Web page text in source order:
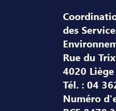
des
Rue du
4020 Liège
Tél. : 04
Numéro